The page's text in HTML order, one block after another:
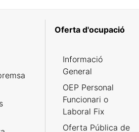
Oferta d'ocupació
Informació
General
OEP Personal
Funcionari o
Laboral Fix
Oferta Pública de